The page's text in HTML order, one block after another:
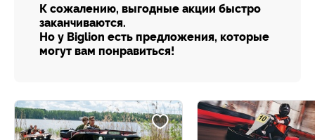
К сожалению, выгодные акции быстро
заканчиваются.
Но у Biglion есть предложения, которые
могут вам понравиться!